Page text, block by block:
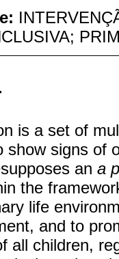
is a set of
show signs of
an a
the
life
and to
all children,